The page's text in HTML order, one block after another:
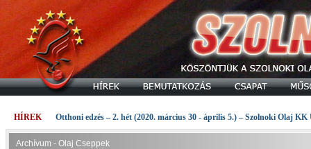
HÍREK Otthoni edzés – 2. hét (2020. március 30 - április 5.) – Szolnoki Olaj KK
Archívum - Olaj Cseppek